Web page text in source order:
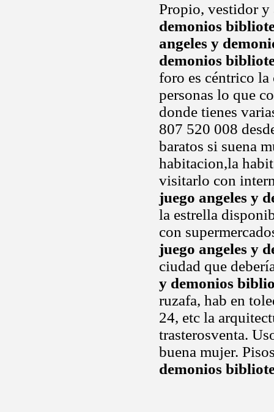
Propio, vestidor y
demonios
angeles y
demonios
foro es céntrico la
personas lo que
donde tienes
807 520 008
baratos si suena
habitacion,la
visitarlo con
juego angeles y
la estrella
con
juego angeles y
ciudad que
y demonios
ruzafa, hab en
24, etc la
trasterosventa.
buena mujer.
demonios